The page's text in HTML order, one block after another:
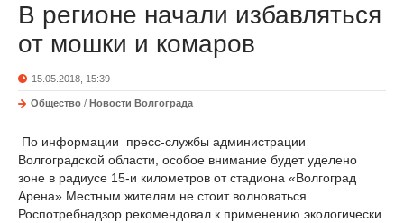
В регионе начали избавляться
от мошки и комаров
15.05.2018, 15:39
Общество / Новости Волгограда
По информации пресс-службы администрации
Волгоградской области, особое внимание будет уделено
зоне в радиусе 15-и километров от стадиона «Волгоград
Арена».Местным жителям не стоит волноваться.
Роспотребнадзор рекомендовал к применению экологически